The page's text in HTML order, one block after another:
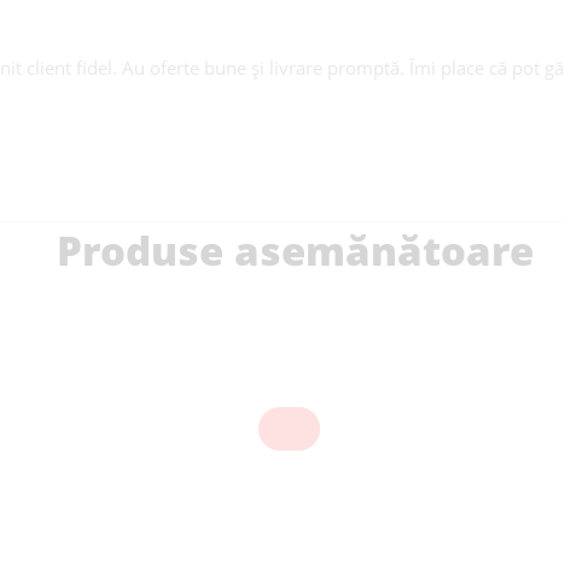
client fidel. Au oferte bune și livrare promptă. Îmi place că pot
Produse asemănătoare